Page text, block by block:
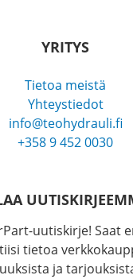
YRITYS
Tietoa meistä
Yhteystiedot
info@teohydrauli.fi
+358 9 452 0030
uutiskirje! Saat
tietoa
ja